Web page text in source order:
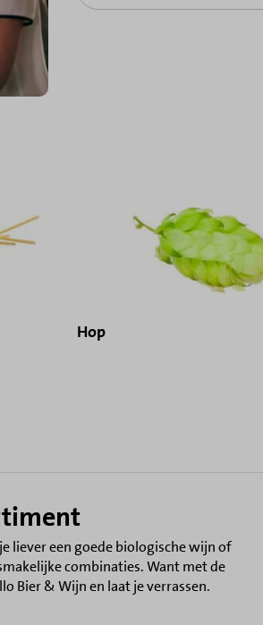
Hop
liever een goede biologische wijn of
combinaties. Want met de
Bier & Wijn en laat je verrassen.